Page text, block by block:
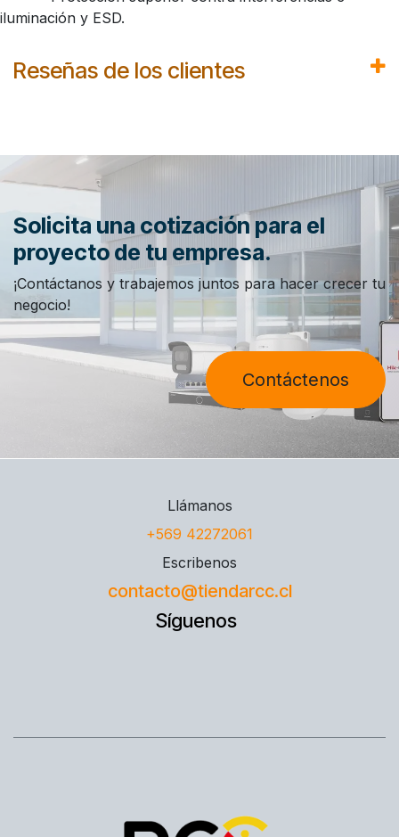
iluminación y ESD.
Reseñas de los clientes
Solicita una cotización para el
proyecto de tu empresa.
¡Contáctanos y trabajemos juntos para hacer crecer tu
negocio!
Contáctenos
Llámanos
+569 42272061
Escribenos
contacto@tiendarcc.cl
Síguenos